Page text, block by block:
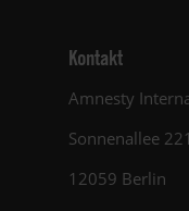
Kontakt
Amnesty
Sonnenallee
12059 Berlin